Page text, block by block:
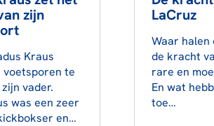
zijn
Kraus
voetsporen te
vader.
was een zeer
en…
LaCruz
Waar
de kracht
rare en
En wat
toe…